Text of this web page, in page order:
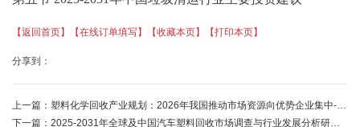
【返回首页】 【在线订单填写】 【收藏本页】 【打印本页】
分享到：
上一篇： 塑料化学回收产业规划：2026年我国推动市场资源向优势企业集中-中金企信发布
下一篇： 2025-2031年全球及中国汽车塑料回收市场调查与行业发展分析研究报告-中金企信发布